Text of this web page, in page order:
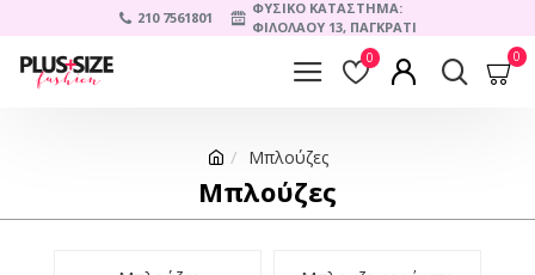
210 7561801
ΦΥΣΙΚΟ ΚΑΤΑΣΤΗΜΑ:
ΦΙΛΟΛΑΟΥ 13, ΠΑΓΚΡΑΤΙ
0 0
Μπλούζες
Μπλούζες